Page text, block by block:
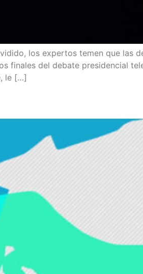
los exper­tos temen que las
fina­les del deba­te pre­si­den­cial
le […]